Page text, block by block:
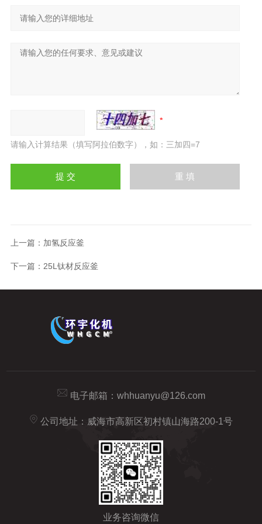
请输入计算结果（填写阿拉伯数字），如：三加四=7
上一篇： 加氢反应釜
下一篇： 25L钛材反应釜
电子邮箱： whhuanyu@126.com
公司地址：威海市高新区初村镇山海路200-1号
业务咨询微信